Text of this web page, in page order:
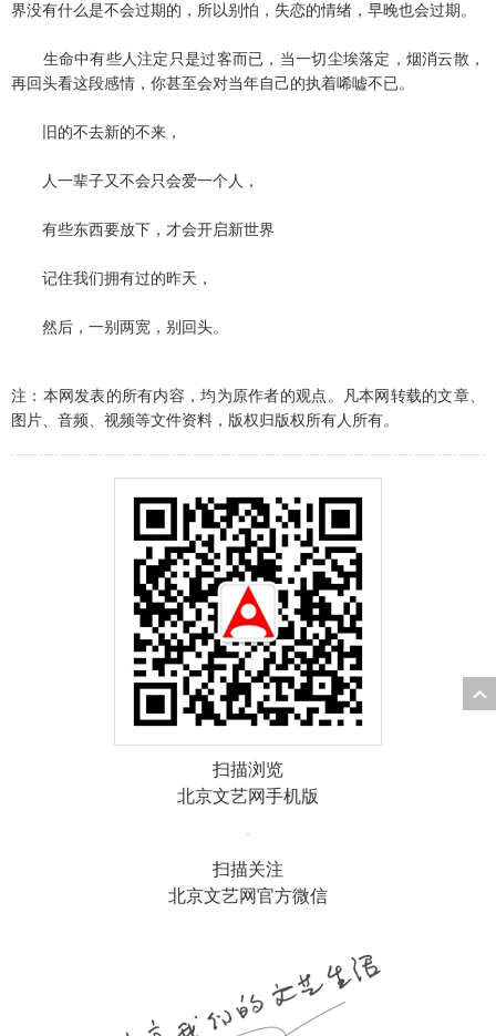
界没有什么是不会过期的，所以别怕，失恋的情绪，早晚也会过期。
生命中有些人注定只是过客而已，当一切尘埃落定，烟消云散，
再回头看这段感情，你甚至会对当年自己的执着唏嘘不已。
旧的不去新的不来，
人一辈子又不会只会爱一个人，
有些东西要放下，才会开启新世界
记住我们拥有过的昨天，
然后，一别两宽，别回头。
注：本网发表的所有内容，均为原作者的观点。凡本网转载的文章、
图片、音频、视频等文件资料，版权归版权所有人所有。
扫描浏览
北京文艺网手机版
扫描关注
北京文艺网官方微信